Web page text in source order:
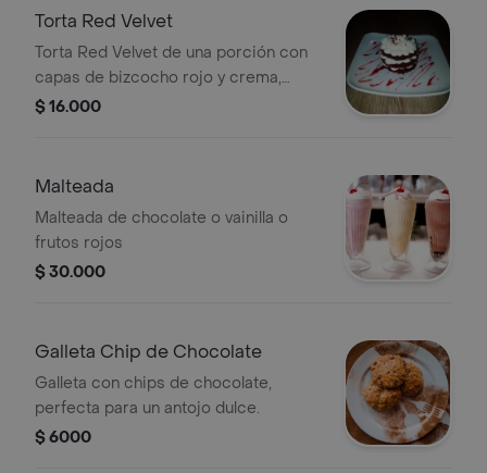
Torta Red Velvet
Torta Red Velvet de una porción con
capas de bizcocho rojo y crema,
decorada con salsa de frutos rojos.
$ 16.000
Malteada
Malteada de chocolate o vainilla o
frutos rojos
$ 30.000
Galleta Chip de Chocolate
Galleta con chips de chocolate,
perfecta para un antojo dulce.
$ 6000